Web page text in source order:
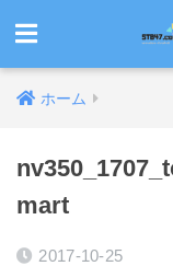
ホーム
mart
2017-10-25